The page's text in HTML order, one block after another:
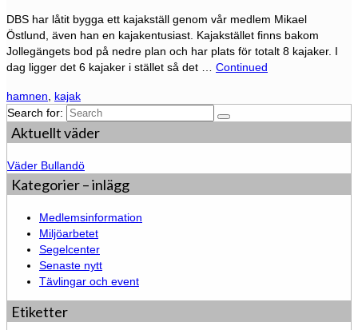
DBS har låtit bygga ett kajakställ genom vår medlem Mikael
Östlund, även han en kajakentusiast. Kajakstället finns bakom
Jollegängets bod på nedre plan och har plats för totalt 8 kajaker. I
dag ligger det 6 kajaker i stället så det … Continued
hamnen
kajak
Search for:
Aktuellt väder
Väder Bullandö
Kategorier – inlägg
Medlemsinformation
Miljöarbetet
Segelcenter
Senaste nytt
Tävlingar och event
Etiketter